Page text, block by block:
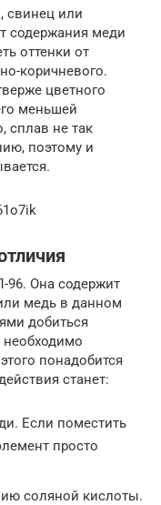
свинец или
содержания меди
оттенки от
коричневого.
цветного
меньшей
сплав не так
поэтому и
96. Она содержит
медь в данном
добиться
необходимо
понадобится
станет:
Если поместить
просто
соляной кислоты.